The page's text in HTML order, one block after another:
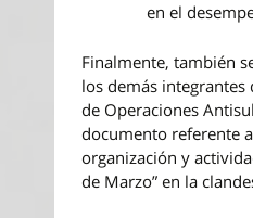
en el
Finalmente, también
los demás
de Operaciones
documento referente
organización y
de Marzo” en la